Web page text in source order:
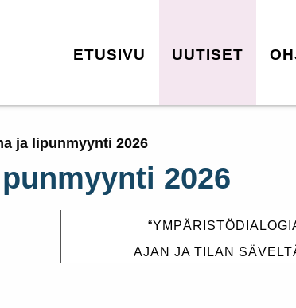
ETUSIVU UUTISET
AJAN JA TILAN
Uutiset
Ohjelma 2026
Kurssit 2026
Ajan ja tilan
monitaiteiset
Tietoa
ja lipunmyynti 2026
2026